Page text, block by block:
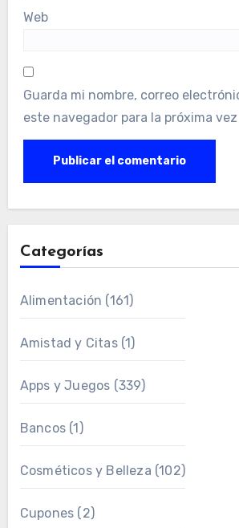
Web
Guarda mi nombre, correo
este navegador para la próxima
Categorías
Alimentación (161)
Amistad y Citas(1)
Apps y Juegos (339)
Bancos(1)
Cosméticos y Belleza (102)
Cupones (2)